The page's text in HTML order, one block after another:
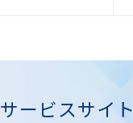
サービスサイト